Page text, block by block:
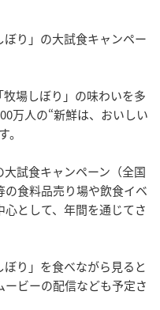
り」の大試食キャンペー
場しぼり」の味わいを多
万人の“新鮮は、おいしい
試食キャンペーン（全国
食料品売り場や飲食イベ
として、年間を通じてさ
り」を食べながら見ると
ビーの配信なども予定さ